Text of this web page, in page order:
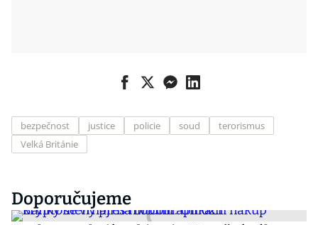
bezpečnost justice policie soud
terorismus
Velká Británie
Doporučujeme